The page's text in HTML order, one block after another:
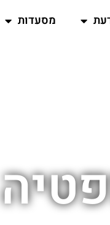
מסעדות